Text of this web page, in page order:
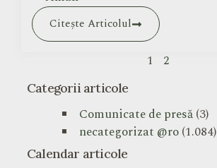
Citește Articolul
1 2
Categorii articole
Comunicate de presă(3)
necategorizat @ro(1.084)
Calendar articole